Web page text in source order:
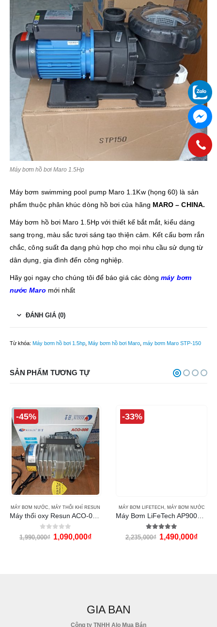
Máy bơm hồ bơi Maro 1.5Hp
Máy bơm swimming pool pump Maro 1.1Kw (họng 60) là sản
phẩm thuộc phân khúc dòng hồ bơi của hãng MARO – CHINA.
Máy bơm hồ bơi Maro 1.5Hp với thiết kế bắt mắt, kiểu dáng
sang trọng, màu sắc tươi sáng tạo thiện cảm. Kết cấu bơm rắn
chắc, công suất đa dạng phù hợp cho mọi nhu cầu sử dụng từ
dân dụng, gia đình đến công nghiệp.
Hãy gọi ngay cho chúng tôi để báo giá các dòngmáy bơm
nước Maro mới nhất
ĐÁNH GIÁ (0)
Từ khóa: Máy bơm hồ bơi 1.5hp Máy bơm hồ bơi Maro máy bơm Maro STP-150
SẢN PHẨM TƯƠNG TỰ
-45%
MÁY BƠM NƯỚC, MÁY THỔI KHÍ RESUN
0out of 5
1,990,000₫ 1,090,000₫
-33%
MÁY BƠM LIFETECH , MÁY BƠM NƯỚC
5.00 out of 5
2,235,000₫ 1,490,000₫
GIA BAN
Công ty TNHH Alo Mua Bán